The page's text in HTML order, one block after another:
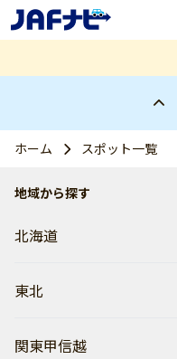
ホーム スポット一覧
地域から探す
北海道
東北
関東甲信越